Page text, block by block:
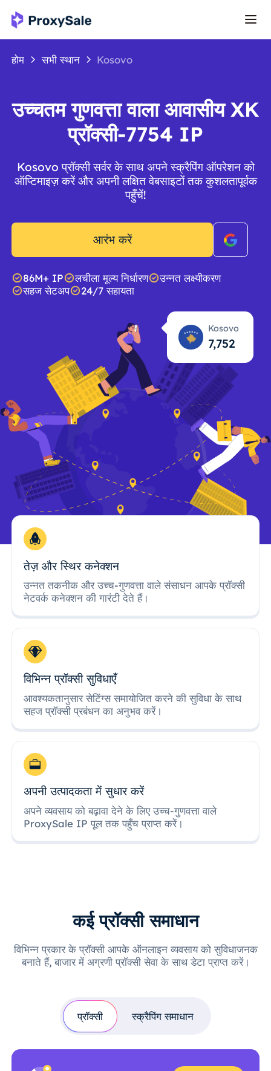
होम सभी स्थान Kosovo
उच्चतम गुणवत्ता वाला आवासीय XK
प्रॉक्सी-7754 IP
Kosovo प्रॉक्सी सर्वर के साथ अपने स्क्रैपिंग ऑपरेशन को
ऑप्टिमाइज़ करें और अपनी लक्षित वेबसाइटों तक कुशलतापूर्वक
पहुँचें!
आरंभ करें
86M+ IP लचीला मूल्य निर्धारण
उन्नत लक्ष्यीकरण
सहज सेटअप
24/7 सहायता
Kosovo
7,754
तेज़ और स्थिर कनेक्शन
उन्नत तकनीक और उच्च-गुणवत्ता वाले संसाधन आपके प्रॉक्सी
नेटवर्क कनेक्शन की गारंटी देते हैं।
विभिन्न प्रॉक्सी सुविधाएँ
आवश्यकतानुसार सेटिंग्स समायोजित करने की सुविधा के साथ
सहज प्रॉक्सी प्रबंधन का अनुभव करें।
अपनी उत्पादकता में सुधार करें
अपने व्यवसाय को बढ़ावा देने के लिए उच्च-गुणवत्ता वाले
ProxySale IP पूल तक पहुँच प्राप्त करें।
कई प्रॉक्सी समाधान
विभिन्न प्रकार के प्रॉक्सी आपके ऑनलाइन व्यवसाय को सुविधाजनक
बनाते हैं, बाजार में अग्रणी प्रॉक्सी सेवा के साथ डेटा प्राप्त करें।
प्रॉक्सी स्क्रैपिंग समाधान